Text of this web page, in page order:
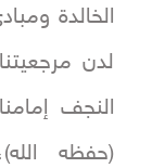
الخالدة
لدن
النجف
(حفظه